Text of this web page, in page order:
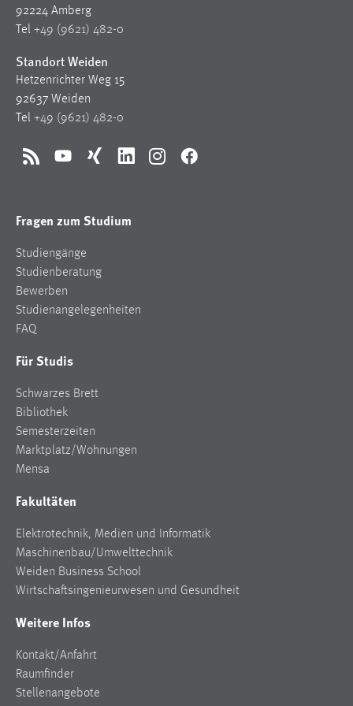
92224 Amberg
Tel +49 (9621) 482-0
Standort Weiden
Hetzenrichter Weg 15
92637 Weiden
Tel +49 (9621) 482-0
RSS YouTubeXing LinkedInInstagramFacebook
Fragen zum Studium
Studiengänge
Studienberatung
Bewerben
Studienangelegenheiten
FAQ
Für Studis
Schwarzes Brett
Bibliothek
Semesterzeiten
Marktplatz/Wohnungen
Mensa
Fakultäten
Elektrotechnik, Medien und Informatik
Maschinenbau/Umwelttechnik
Weiden Business School
Wirtschaftsingenieurwesen und Gesundheit
Weitere Infos
Kontakt/Anfahrt
Raumfinder
Stellenangebote
30 Tage
Name:
MibewSessionID, MIBEW_UserID, mibew_locale, mibew-
chat-frame-style-5e9dbeb1811c0446
Zweck:
Wird benötigt um die Chatfunktion nutzen zu können.
5e9dbeb1811c0446 = Sitzungslaufzeit, mibew_locale = 3
Login
Name:
Zweck:
einloggen zu können.
Cookie Laufzeit:
24 Stunden
STATISTIK
Statistik Cookies erfassen Informationen anonym.
Diese Informationen helfen uns zu verstehen, wie
unsere Besucher unsere Website nutzen.
_pk_ref, _pk_cvar, _pk_id, _pk_ses
Zweck: